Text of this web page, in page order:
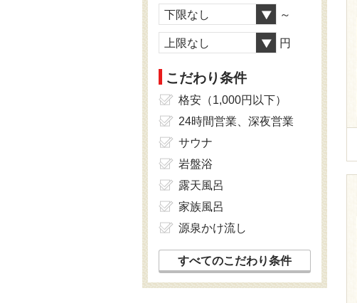
下限なし ～
上限なし 円
こだわり条件
格安（1,000円以下）
24時間営業、深夜営業
サウナ
岩盤浴
露天風呂
家族風呂
源泉かけ流し
すべてのこだわり条件